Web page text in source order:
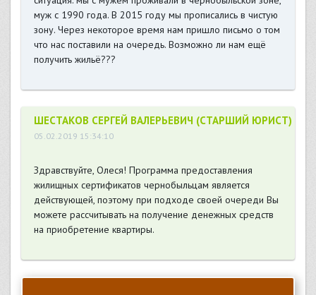
муж с 1990 года. В 2015 году мы прописались в чистую
зону. Через некоторое время нам пришло письмо о том
что нас поставили на очередь. Возможно ли нам ещё
получить жильё???
ШЕСТАКОВ СЕРГЕЙ ВАЛЕРЬЕВИЧ (СТАРШИЙ ЮРИСТ)
05.02.2019 15:34:10
Здравствуйте, Олеся! Программа предоставления
жилищных сертификатов чернобыльцам является
действующей, поэтому при подходе своей очереди Вы
можете рассчитывать на получение денежных средств
на приобретение квартиры.